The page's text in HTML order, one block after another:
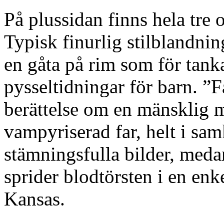
På plussidan finns hela tre
Typisk finurlig
en gåta på rim som för
pysseltidningar för barn.
berättelse om en mänsklig
vampyriserad far, helt i
stämningsfulla bilder,
sprider blodtörsten i en
Kansas.